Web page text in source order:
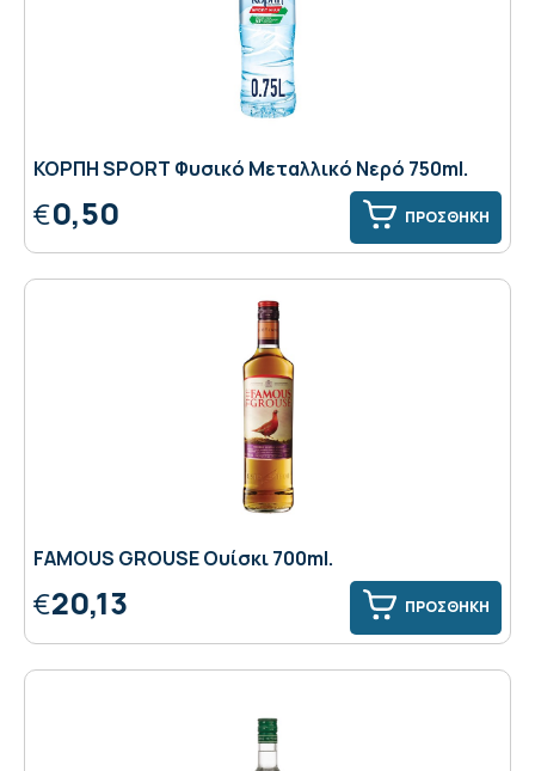
ΚΟΡΠΗ SPORT Φυσικό Μεταλλικό Νερό 750ml.
€0,50 ΠΡΟΣΘΗΚΗ
FAMOUS GROUSE Ουίσκι 700ml.
€20,13 ΠΡΟΣΘΗΚΗ